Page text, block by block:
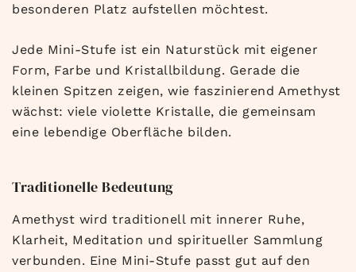
besonderen Platz aufstellen möchtest.
Jede Mini-Stufe ist ein Naturstück mit eigener
Form, Farbe und Kristallbildung. Gerade die
kleinen Spitzen zeigen, wie faszinierend Amethyst
wächst: viele violette Kristalle, die gemeinsam
eine lebendige Oberfläche bilden.
Traditionelle Bedeutung
Amethyst wird traditionell mit innerer Ruhe,
Klarheit, Meditation und spiritueller Sammlung
verbunden. Eine Mini-Stufe passt gut auf den